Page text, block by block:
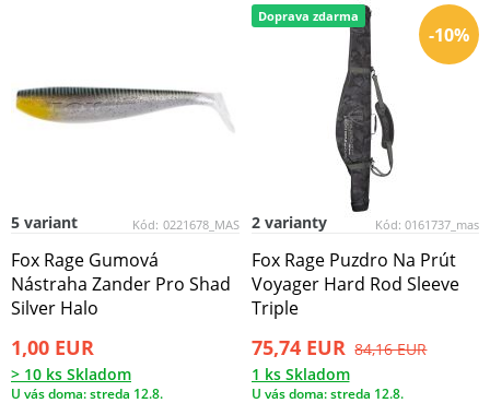
Kód: 0221678_MAS
5 variant
Fox Rage Gumová
Nástraha Zander Pro Shad
Silver Halo
1,00 EUR
> 10 ks Skladom
U vás doma: streda 12.8.
-10%
Doprava zdarma
Kód: 0161737_mas
2 varianty
Fox Rage Puzdro Na Prút
Voyager Hard Rod Sleeve
Triple
75,74 EUR 84,16 EUR
1 ks Skladom
U vás doma: streda 12.8.